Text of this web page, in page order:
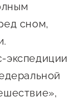
сном,
экспедиции